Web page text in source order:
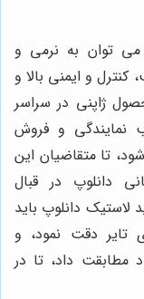
می توان به نرمی و
و ایمنی بالا و
ژاپنی در سراسر
نمایندگی و فروش
تا متقاضیان این
دانلوپ در قبال
لاستیک دانلوپ باید
دقت نمود، و
مطابقت داد، تا در